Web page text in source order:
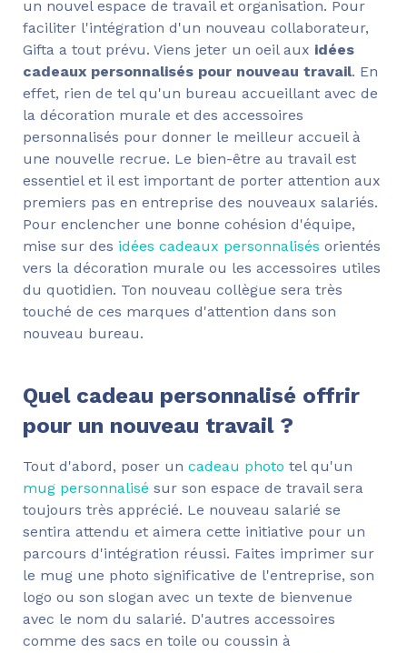
un nouvel espace de travail et organisation. Pour
faciliter l'intégration d'un nouveau collaborateur,
Gifta a tout prévu. Viens jeter un oeil aux idées
cadeaux personnalisés pour nouveau travail. En
effet, rien de tel qu'un bureau accueillant avec de
la décoration murale et des accessoires
personnalisés pour donner le meilleur accueil à
une nouvelle recrue. Le bien-être au travail est
essentiel et il est important de porter attention aux
premiers pas en entreprise des nouveaux salariés.
Pour enclencher une bonne cohésion d'équipe,
mise sur des idées cadeaux personnalisés orientés
vers la décoration murale ou les accessoires utiles
du quotidien. Ton nouveau collègue sera très
touché de ces marques d'attention dans son
nouveau bureau.
Quel cadeau personnalisé offrir
pour un nouveau travail ?
Tout d'abord, poser un cadeau photo tel qu'un
mug personnalisé sur son espace de travail sera
toujours très apprécié. Le nouveau salarié se
sentira attendu et aimera cette initiative pour un
parcours d'intégration réussi. Faites imprimer sur
le mug une photo significative de l'entreprise, son
logo ou son slogan avec un texte de bienvenue
avec le nom du salarié. D'autres accessoires
comme des sacs en toile ou coussin à